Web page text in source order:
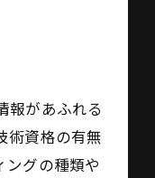
報があふれる
術資格の有無
ングの種類や